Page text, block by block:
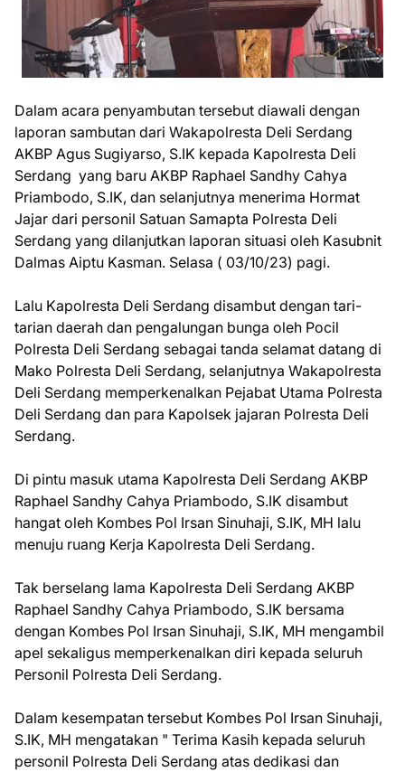
Dalam acara penyambutan tersebut diawali dengan
laporan sambutan dari Wakapolresta Deli Serdang
AKBP Agus Sugiyarso, S.IK kepada Kapolresta Deli
Serdang yang baru AKBP Raphael Sandhy Cahya
Priambodo, S.IK, dan selanjutnya menerima Hormat
Jajar dari personil Satuan Samapta Polresta Deli
Serdang yang dilanjutkan laporan situasi oleh Kasubnit
Dalmas Aiptu Kasman. Selasa ( 03/10/23) pagi.
Lalu Kapolresta Deli Serdang disambut dengan tari-
tarian daerah dan pengalungan bunga oleh Pocil
Polresta Deli Serdang sebagai tanda selamat datang di
Mako Polresta Deli Serdang, selanjutnya Wakapolresta
Deli Serdang memperkenalkan Pejabat Utama Polresta
Deli Serdang dan para Kapolsek jajaran Polresta Deli
Serdang.
Di pintu masuk utama Kapolresta Deli Serdang AKBP
Raphael Sandhy Cahya Priambodo, S.IK disambut
hangat oleh Kombes Pol Irsan Sinuhaji, S.IK, MH lalu
menuju ruang Kerja Kapolresta Deli Serdang.
Tak berselang lama Kapolresta Deli Serdang AKBP
Raphael Sandhy Cahya Priambodo, S.IK bersama
dengan Kombes Pol Irsan Sinuhaji, S.IK, MH mengambil
apel sekaligus memperkenalkan diri kepada seluruh
Personil Polresta Deli Serdang.
Dalam kesempatan tersebut Kombes Pol Irsan Sinuhaji,
S.IK, MH mengatakan " Terima Kasih kepada seluruh
personil Polresta Deli Serdang atas dedikasi dan